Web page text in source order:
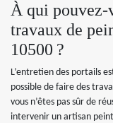
À qui pouvez-
travaux de
10500 ?
L’entretien des portails
possible de faire des
vous n’êtes pas sûr de
intervenir un artisan